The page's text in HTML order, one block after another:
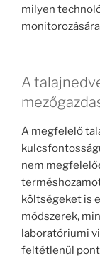
milyen
A
A megfelelő
nem
költségeket is
módszerek,
laboratóriumi
feltétlenül